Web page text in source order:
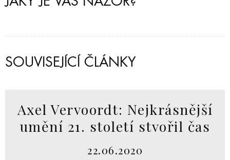
SOUVISEJÍCÍ ČLÁNKY
Axel Vervoordt: Nejkrásnější
umění 21. století stvořil čas
22.06.2020